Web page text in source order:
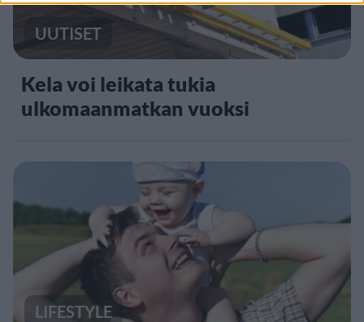
UUTISET
Kela voi leikata tukia
ulkomaanmatkan vuoksi
LIFESTYLE